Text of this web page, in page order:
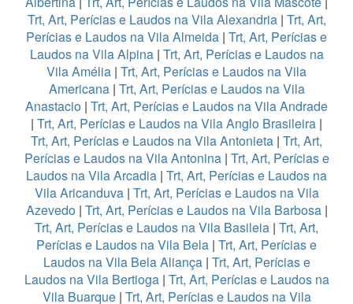
Trt, Art, Perícias e Laudos na Vila Alexandria| Trt, Art,
Perícias e Laudos na Vila Almeida | Trt, Art, Perícias e
Laudos na Vila Alpina | Trt, Art, Perícias e Laudos na
Vila Amélia | Trt, Art, Perícias e Laudos na Vila
Americana| Trt, Art, Perícias e Laudos na Vila
Anastacio | Trt, Art, Perícias e Laudos na Vila Andrade
| Trt, Art, Perícias e Laudos na Vila Anglo Brasileira |
Trt, Art, Perícias e Laudos na Vila Antonieta | Trt, Art,
Perícias e Laudos na Vila Antonina| Trt, Art, Perícias e
Laudos na Vila Arcadia | Trt, Art, Perícias e Laudos na
Vila Aricanduva| Trt, Art, Perícias e Laudos na Vila
Azevedo| Trt, Art, Perícias e Laudos na Vila Barbosa|
Trt, Art, Perícias e Laudos na Vila Basileia | Trt, Art,
Perícias e Laudos na Vila Bela | Trt, Art, Perícias e
Laudos na Vila Bela Aliança| Trt, Art, Perícias e
Laudos na Vila Bertioga| Trt, Art, Perícias e Laudos na
Vila Buarque| Trt, Art, Perícias e Laudos na Vila